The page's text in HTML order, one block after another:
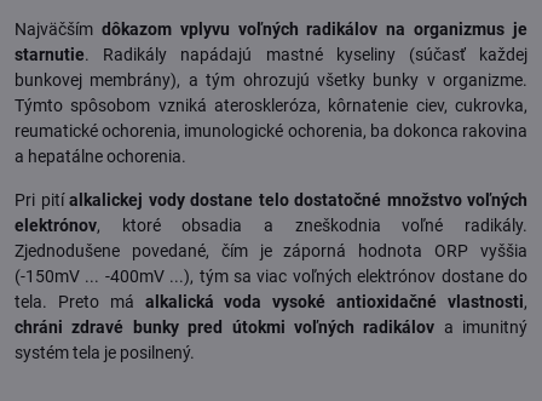
Najväčším dôkazom vplyvu voľných radikálov na organizmus je
starnutie. Radikály napádajú mastné kyseliny (súčasť každej
bunkovej membrány), a tým ohrozujú všetky bunky v organizme.
Týmto spôsobom vzniká ateroskleróza, kôrnatenie ciev, cukrovka,
reumatické ochorenia, imunologické ochorenia, ba dokonca rakovina
a hepatálne ochorenia.
Pri pitíalkalickej vody dostane telo dostatočné množstvo voľných
elektrónov, ktoré obsadia a zneškodnia voľné radikály.
Zjednodušene povedané, čím je záporná hodnota ORP vyššia
(-150mV ... -400mV ...), tým sa viac voľných elektrónov dostane do
tela. Preto má alkalická voda vysoké antioxidačné vlastnosti,
chráni zdravé bunky pred útokmi voľných radikálov a imunitný
systém tela je posilnený.